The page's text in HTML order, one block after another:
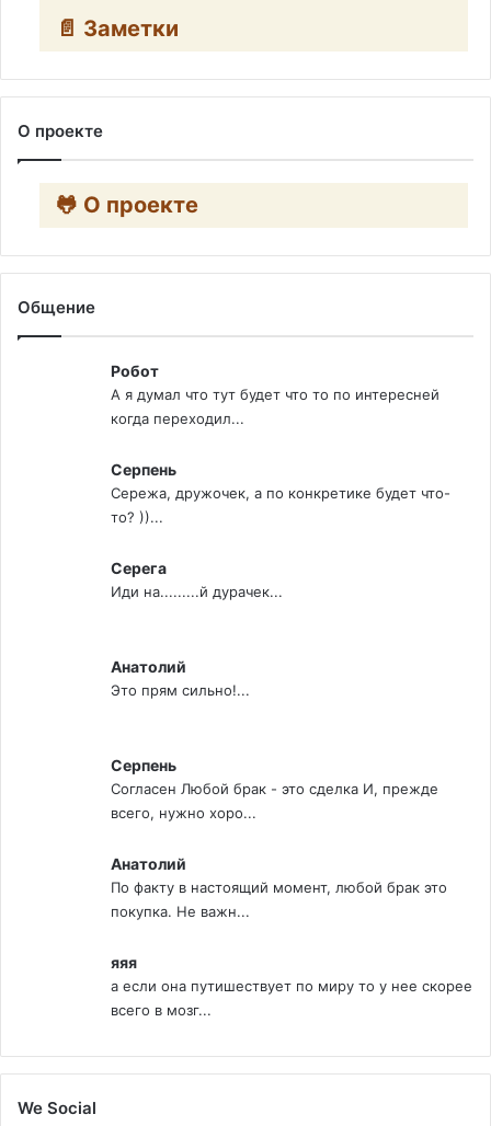
📄 Заметки
О проекте
🐸 О проекте
Общение
Робот
А я думал что тут будет что то по интересней
когда переходил...
Серпень
Сережа, дружочек, а по конкретике будет что-
то? ))...
Серега
Иди на.........й дурачек...
Анатолий
Это прям сильно!...
Серпень
Согласен Любой брак - это сделка И, прежде
всего, нужно хоро...
Анатолий
По факту в настоящий момент, любой брак это
покупка. Не важн...
яяя
а если она путишествует по миру то у нее скорее
всего в мозг...
We Social